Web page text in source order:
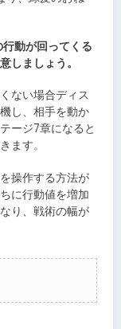
動が回ってくる
しましょう。
ない場合ディス
し、相手を動か
ージ7章になると
ます。
操作する方法が
に行動値を増加
り、戦術の幅が